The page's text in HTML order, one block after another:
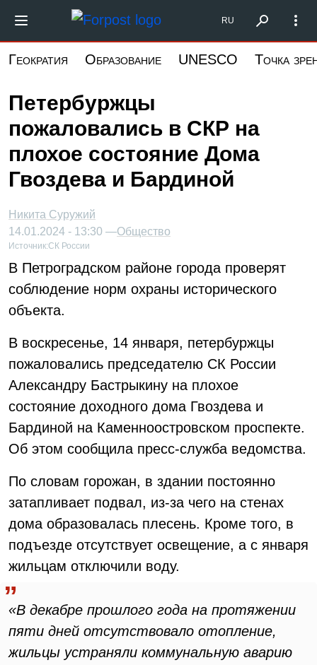
основному
Форпост Северо-Запад
RU
Геократия Образование UNESCO Точка
Петербуржцы
пожаловались в СКР на
плохое состояние Дома
Гвоздева и Бардиной
Никита Суружий
14.01.2024 - 13:30 —Общество
Источник:СК России
В Петроградском районе города проверят
соблюдение норм охраны исторического
объекта.
В воскресенье, 14 января, петербуржцы
пожаловались председателю СК России
Александру Бастрыкину на плохое
состояние доходного дома Гвоздева и
Бардиной на Каменноостровском проспекте.
Об этом сообщила пресс-служба ведомства.
По словам горожан, в здании постоянно
затапливает подвал, из-за чего на стенах
дома образовалась плесень. Кроме того, в
подъезде отсутствует освещение, а с января
жильцам отключили воду.
«В декабре прошлого года на протяжении
пяти дней отсутствовало отопление,
жильцы устраняли коммунальную аварию